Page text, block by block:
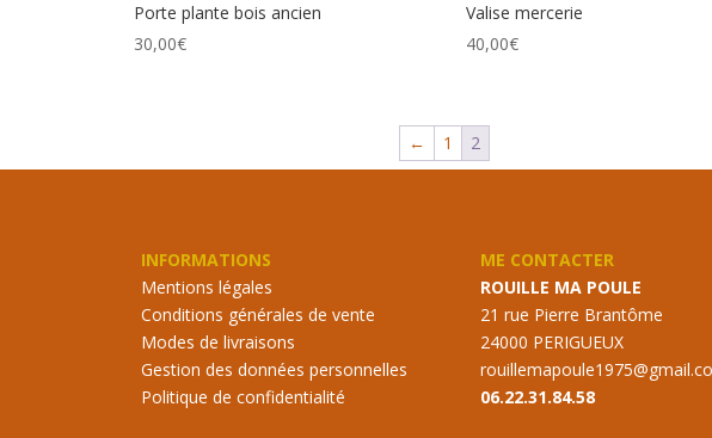
Porte plante bois ancien
30,00€
Valise mercerie
40,00€
← 1 2
INFORMATIONS
Mentions légales
Conditions générales de vente
Modes de livraisons
Gestion des données personnelles
Politique de confidentialité
ME CONTACTER
ROUILLE MA POULE
21 rue Pierre Brantôme
24000 PERIGUEUX
06.22.31.84.58